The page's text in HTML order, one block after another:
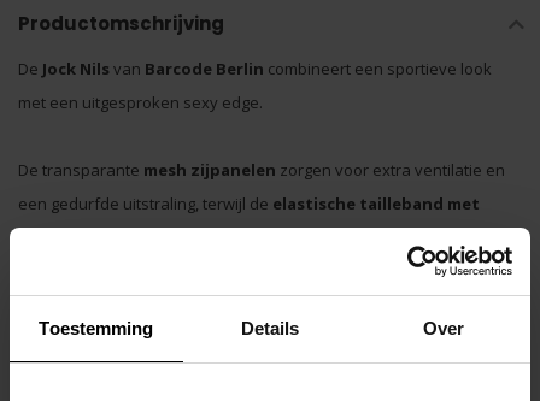
Toestemming Details Over
Productomschrijving
De Jock Nils van Barcode Berlin combineert een sportieve look
met een uitgesproken sexy edge.
De transparante mesh zijpanelen zorgen voor extra ventilatie en
een gedurfde uitstraling, terwijl de elastische tailleband met
voorgevormde pouch aan de voorzijde biedt optimalelift en
ondersteuning, ideaal voor dagelijks comfort én speciale